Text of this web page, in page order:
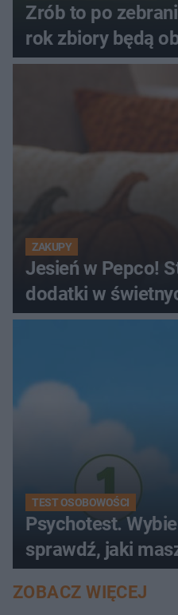
Zrób to po
rok zbiory będą
ZAKUPY
Jesień w Pepco!
dodatki w
TEST OSOBOWOŚCI
Psychotest.
sprawdź, jaki
ZOBACZ WIĘCEJ